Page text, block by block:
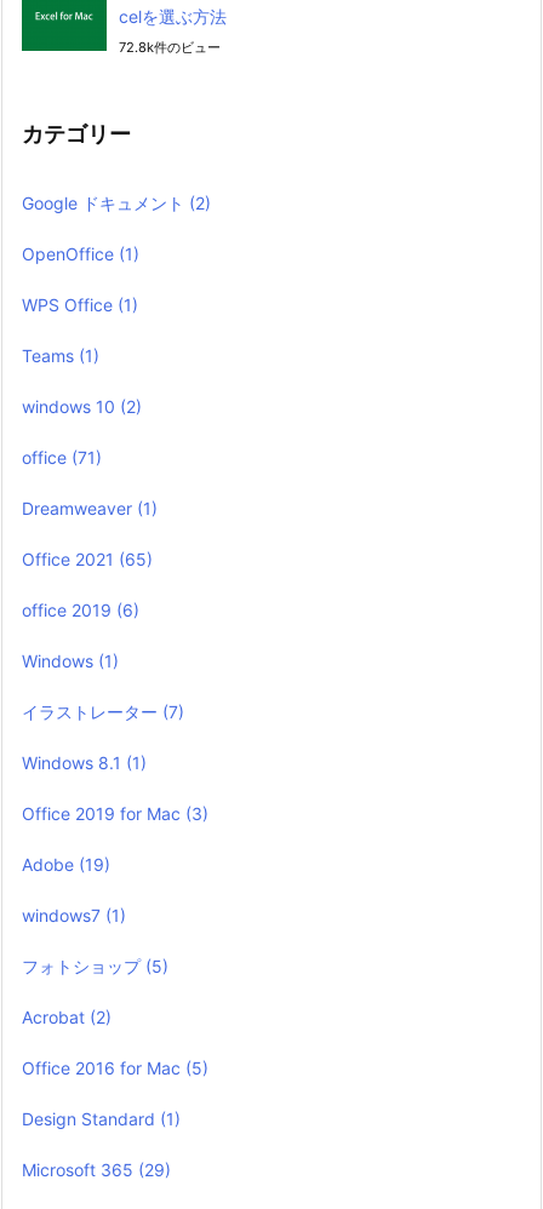
celを選ぶ方法
72.8k件のビュー
カテゴリー
Google ドキュメント (2)
OpenOffice (1)
WPS Office (1)
Teams (1)
windows 10 (2)
office (71)
Dreamweaver (1)
Office 2021 (65)
office 2019 (6)
Windows (1)
イラストレーター (7)
Windows 8.1 (1)
Office 2019 for Mac (3)
Adobe (19)
windows7 (1)
フォトショップ (5)
Acrobat (2)
Office 2016 for Mac (5)
Design Standard (1)
Microsoft 365 (29)